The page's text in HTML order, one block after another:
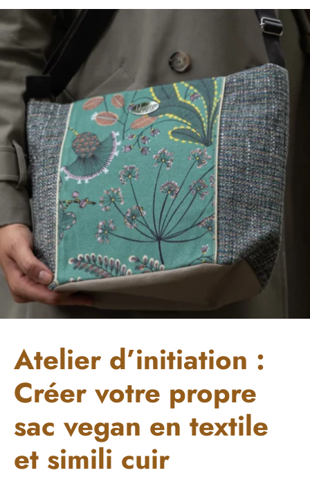
Atelier d’initiation :
Créer votre propre
sac vegan en textile
et simili cuir